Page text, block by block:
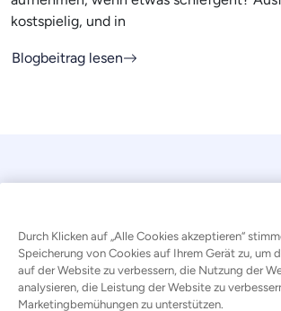
kostspielig, und in
Blogbeitrag lesen
© 2026 Kaseya. Alle Rechte
Durch Klicken auf „Alle Cookies akzeptieren“
Speicherung von Cookies auf Ihrem Gerät zu, um
auf der Website zu verbessern, die Nutzung der
analysieren, die Leistung der Website zu
Marketingbemühungen zu unterstützen.